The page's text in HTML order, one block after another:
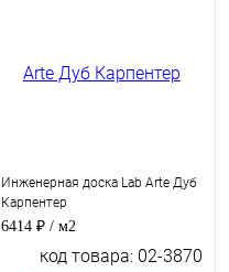
Инженерная доска Lab Arte Дуб
Карпентер
6414 ₽ / м2
код товара: 02-3870